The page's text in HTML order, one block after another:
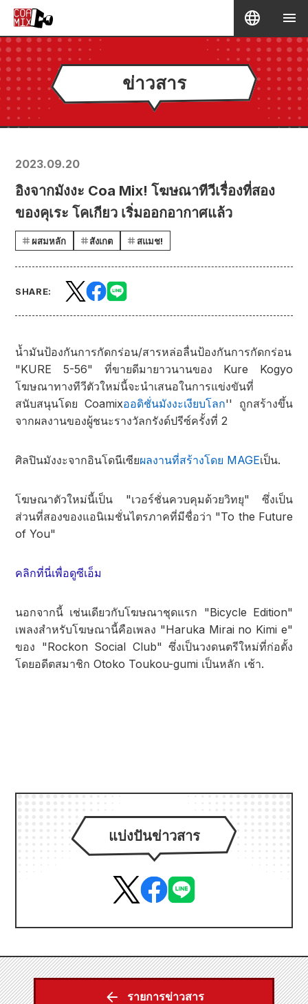
ข่าวสาร
2023.09.20
อิงจากมังงะ Coa Mix! โฆษณาทีวีเรื่องที่สอง
ของคุเระ โคเกียว เริ่มออกอากาศแล้ว
ผสมหลัก สังเกต สแมช!
SHARE:
น้ำมันป้องกันการกัดกร่อน/สารหล่อลื่นป้องกันการกัดกร่อน
"KURE 5-56" ที่ขายดีมายาวนานของ Kure Kogyo
โฆษณาทางทีวีตัวใหม่นี้จะนำเสนอในการแข่งขันที่
สนับสนุนโดย Coamixออดิชั่นมังงะเงียบโลก'' ถูกสร้างขึ้น
จากผลงานของผู้ชนะรางวัลกรังด์ปรีซ์ครั้งที่ 2
ศิลปินมังงะจากอินโดนีเซียผลงานที่สร้างโดย MAGEเป็น.
โฆษณาตัวใหม่นี้เป็น "เวอร์ชั่นควบคุมด้วยวิทยุ" ซึ่งเป็น
ส่วนที่สองของแอนิเมชั่นไตรภาคที่มีชื่อว่า "To the Future
of You"
คลิกที่นี่เพื่อดูซีเอ็ม
นอกจากนี้ เช่นเดียวกับโฆษณาชุดแรก "Bicycle Edition"
เพลงสำหรับโฆษณานี้คือเพลง "Haruka Mirai no Kimi e"
ของ "Rockon Social Club" ซึ่งเป็นวงดนตรีใหม่ที่ก่อตั้ง
โดยอดีตสมาชิก Otoko Toukou-gumi เป็นหลัก เช้า.
แบ่งปันข่าวสาร
รายการข่าวสาร